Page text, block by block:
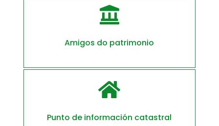

Amigos do patrimonio

Punto de información catastral